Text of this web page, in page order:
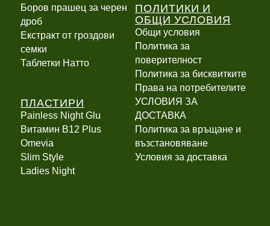
Боров прашец за черен
дроб
Екстракт от гроздови
семки
Таблетки Натто
ПЛАСТИРИ
Painless Night Glu
Витамин B12 Plus
Оmevia
Slim Style
Ladies Night
ПОЛИТИКИ И
ОБЩИ УСЛОВИЯ
Общи условия
Политика за
поверителност
Политика за бисквитките
Права на потребителите
УСЛОВИЯ ЗА
ДОСТАВКА
Политика за връщане и
възстановяване
Условия за доставка